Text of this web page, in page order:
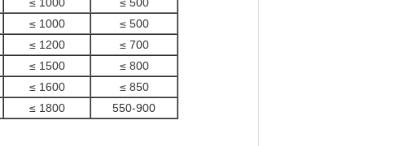
≤ 1000
≤ 500
≤ 1200
≤ 700
≤ 1500
≤ 800
≤ 1600
≤ 850
≤ 1800 550-900